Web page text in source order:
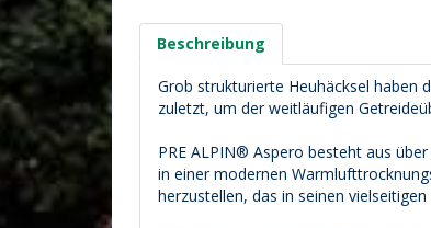
Beschreibung
Grob strukturierte Heuhäcksel haben
zuletzt, um der weitläufigen
PRE ALPIN® Aspero besteht aus
in einer modernen
herzustellen, das in seinen